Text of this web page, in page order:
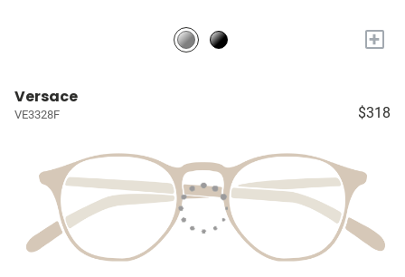
+
Versace
VE3328F $318